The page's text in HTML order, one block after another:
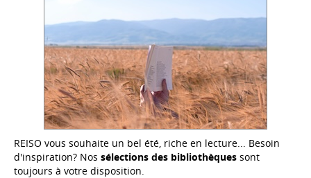
REISO vous souhaite un bel été, riche en lecture... Besoin
d'inspiration? Nos sélections des bibliothèques sont
toujours à votre disposition.